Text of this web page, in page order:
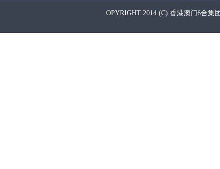
OPYRIGHT 2014 (C) 香港澳门6合集